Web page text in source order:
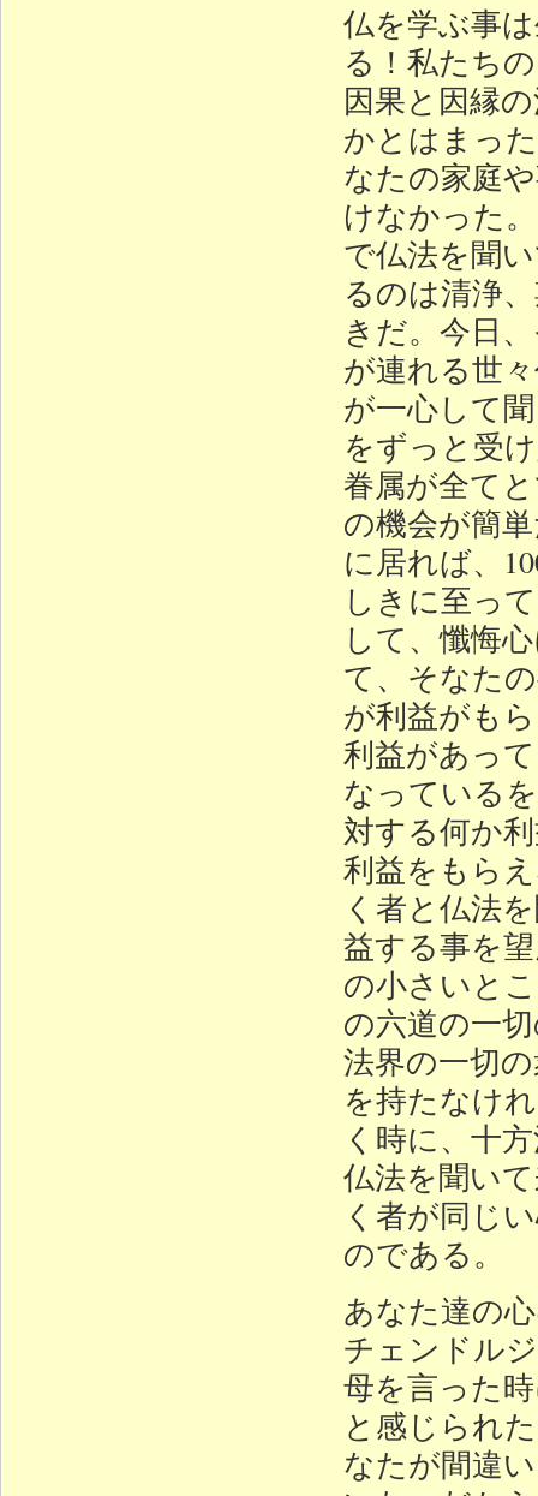
仏を学ぶ事
る！私たち
因果と因縁
かとはまっ
なたの家庭
けなかった
で仏法を聞
るのは清浄
きだ。今日
が連れる世
が一心して
をずっと受
眷属が全て
の機会が簡
に居れば、
しきに至っ
して、懺悔
て、そなた
が利益がも
利益があっ
なっている
対する何か
利益をもら
く者と仏法
益する事を
の小さいと
の六道の一
法界の一切
を持たなけ
く時に、十
仏法を聞い
く者が同じ
のである。
あなた達の
チェンドル
母を言った
と感じられ
なたが間違